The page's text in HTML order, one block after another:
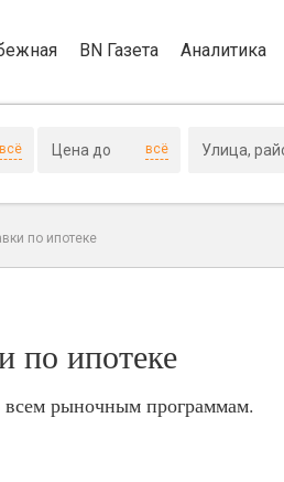
BN Газета Аналитика
всё всё
по ипотеке
по ипотеке
всем рыночным программам.